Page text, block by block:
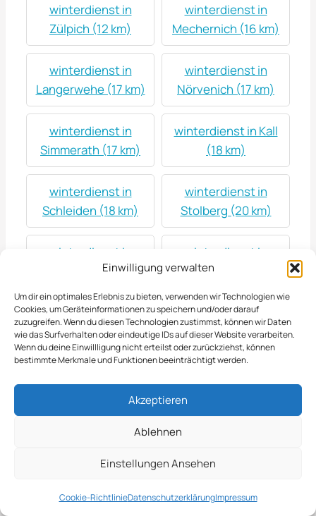
Einwilligung verwalten
Um dir ein optimales Erlebnis zu bieten, verwenden wir Technologien wie
Cookies, um Geräteinformationen zu speichern und/oder darauf
zuzugreifen. Wenn du diesen Technologien zustimmst, können wir Daten
wie das Surfverhalten oder eindeutige IDs auf dieser Website verarbeiten.
Wenn du deine Einwillligung nicht erteilst oder zurückziehst, können
bestimmte Merkmale und Funktionen beeinträchtigt werden.
Akzeptieren
Ablehnen
Einstellungen Ansehen
Cookie-RichtlinieDatenschutzerklärungImpressum
winterdienst in
Zülpich (12 km)
winterdienst in
Mechernich (16 km)
winterdienst in
Langerwehe (17 km)
winterdienst in
Nörvenich (17 km)
winterdienst in
Simmerath (17 km)
winterdienst in Kall
(18 km)
winterdienst in
Schleiden (18 km)
winterdienst in
Stolberg (20 km)
winterdienst in
Niederzier (21 km)
winterdienst in
Euskirchen (22 km)
winterdienst in
Monschau (23 km)
winterdienst in Bad
Münstereifel (25
km)
winterdienst in
Weilerswist (26 km)
Jülich (27 km)